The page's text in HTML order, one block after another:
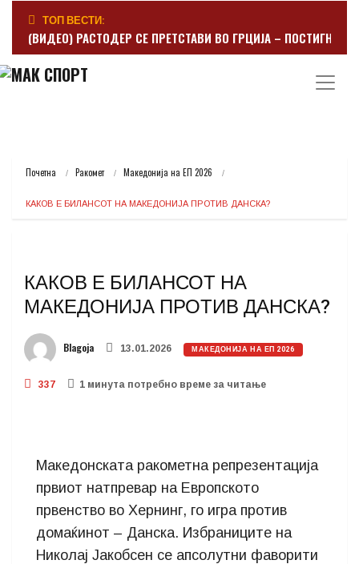
ТОП ВЕСТИ:
(ВИДЕО) РАСТОДЕР СЕ ПРЕТСТАВИ ВО ГРЦИЈА – ПОСТИГНА
Почетна Ракомет Македонија на ЕП 2026
КАКОВ Е БИЛАНСОТ НА МАКЕДОНИЈА ПРОТИВ ДАНСКА?
КАКОВ Е БИЛАНСОТ НА
МАКЕДОНИЈА ПРОТИВ ДАНСКА?
Blagoja 13.01.2026 МАКЕДОНИЈА НА ЕП 2026
337 1 минутa потребно време за читање
Македонската ракометна репрезентација
првиот натпревар на Европското
првенство во Хернинг, го игра против
домаќинот – Данска. Избраниците на
Николај Јакобсен се апсолутни фаворити